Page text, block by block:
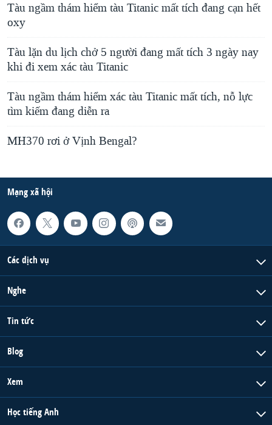
Tàu ngầm thám hiểm tàu Titanic mất tích đang cạn hết
oxy
Tàu lặn du lịch chở 5 người đang mất tích 3 ngày nay
khi đi xem xác tàu Titanic
Tàu ngầm thám hiểm xác tàu Titanic mất tích, nỗ lực
tìm kiếm đang diễn ra
MH370 rơi ở Vịnh Bengal?
Mạng xã hội
Các dịch vụ
Nghe
Tin tức
Blog
Xem
Học tiếng Anh